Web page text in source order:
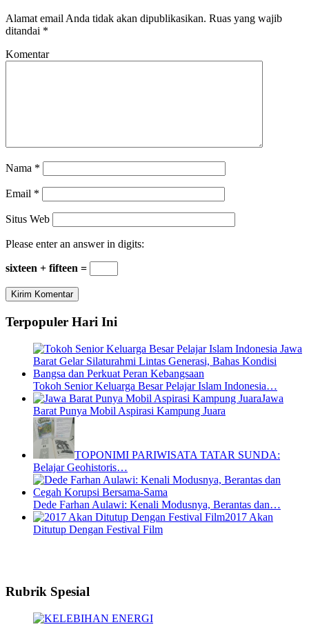
Alamat email Anda tidak akan dipublikasikan. Ruas yang wajib
ditandai *
Komentar
Nama *
Email *
Situs Web
Please enter an answer in digits:
sixteen + fifteen =
Terpopuler Hari Ini
Tokoh Senior Keluarga Besar Pelajar Islam Indonesia…
Jawa
Barat Punya Mobil Aspirasi Kampung Juara
TOPONIMI PARIWISATA TATAR SUNDA:
Belajar Geohistoris…
Dede Farhan Aulawi: Kenali Modusnya, Berantas dan…
2017 Akan
Ditutup Dengan Festival Film
Rubrik Spesial